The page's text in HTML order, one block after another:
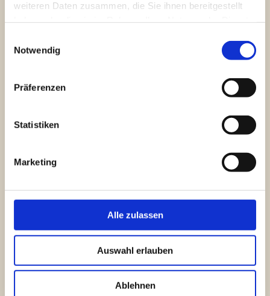
weiteren Daten zusammen, die Sie ihnen bereitgestellt
Notwendig
Präferenzen
Statistiken
Marketing
Alle zulassen
Auswahl erlauben
Ablehnen